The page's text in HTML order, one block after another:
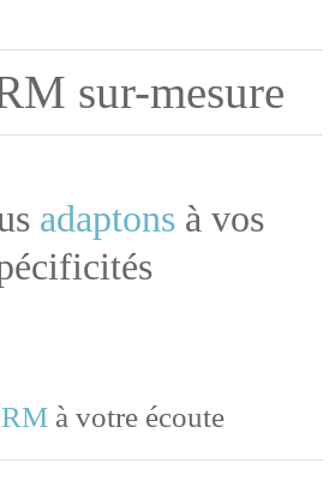
sur-mesure
adaptons à vos
à votre écoute